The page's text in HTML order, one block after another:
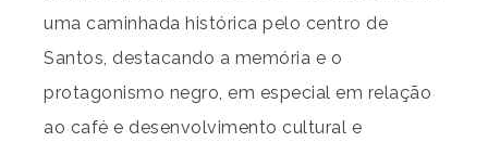
uma caminhada histórica pelo centro de
Santos, destacando a memória e o
protagonismo negro, em especial em relação
ao café e desenvolvimento cultural e